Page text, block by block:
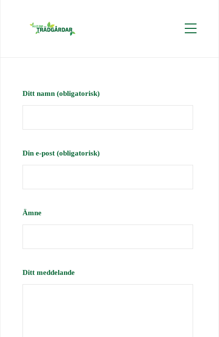
Ditt namn (obligatorisk)
Din e-post (obligatorisk)
Ämne
Ditt meddelande